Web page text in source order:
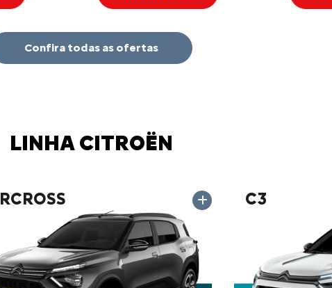
Confira todas as ofertas
LINHA CITROËN
C3